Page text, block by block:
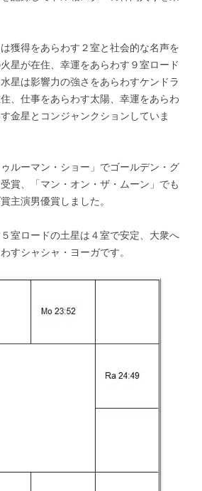
獲得をあらわす２室と社会的な名声を
星が在住、幸運をあらわす９室ロード
星は影響力の強さをあらわすケンドラ
、仕事をあらわす太陽、幸運をあらわ
金星とコンジャンクションしていま
ルーマン・ショー」でゴールデン・グ
賞、「マン・オン・ザ・ムーン」でも
主演男優賞しました。
室ロードの土星は４室で安定、大衆へ
すシャシャ・ヨーガです。